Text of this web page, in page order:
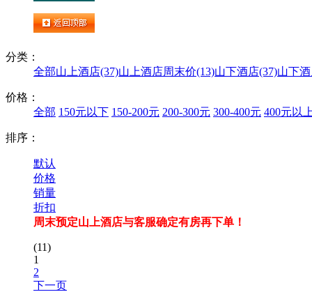
分类：
全部山上酒店(37)山上酒店周末价(13)山下酒店(37)山下
价格：
全部 150元以下 150-200元 200-300元 300-400元 400元以
排序：
默认
价格
销量
折扣
周末预定山上酒店与客服确定有房再下单！
(11)
1
2
下一页